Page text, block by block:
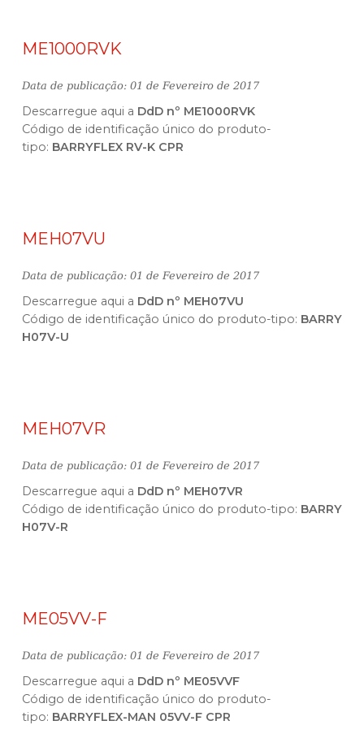
ME1000RVK
Data de publicação: 01 de Fevereiro de 2017
Descarregue aqui a DdD nº ME1000RVK
Código de identificação único do produto-
tipo: BARRYFLEX RV-K CPR
MEH07VU
Data de publicação: 01 de Fevereiro de 2017
Descarregue aqui a DdD nº MEH07VU
Código de identificação único do produto-tipo: BARRY
H07V-U
MEH07VR
Data de publicação: 01 de Fevereiro de 2017
Descarregue aqui a DdD nº MEH07VR
Código de identificação único do produto-tipo: BARRY
H07V-R
ME05VV-F
Data de publicação: 01 de Fevereiro de 2017
Descarregue aqui a DdD nº ME05VVF
Código de identificação único do produto-
tipo: BARRYFLEX-MAN 05VV-F CPR